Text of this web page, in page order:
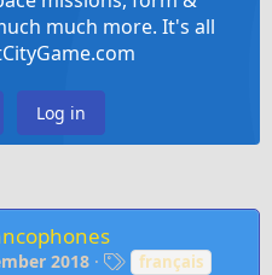
much more. It's all
Log in
2018
T français